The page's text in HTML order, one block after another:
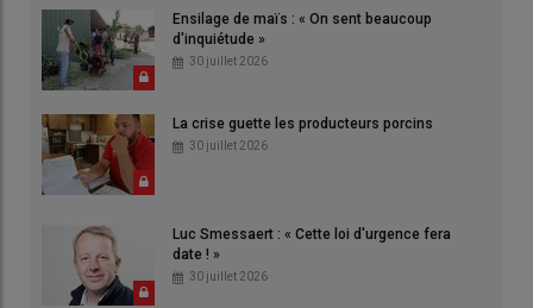
Ensilage de maïs : « On sent beaucoup
d'inquiétude »
30 juillet 2026
La crise guette les producteurs porcins
30 juillet 2026
Luc Smessaert : « Cette loi d'urgence fera
date ! »
30 juillet 2026